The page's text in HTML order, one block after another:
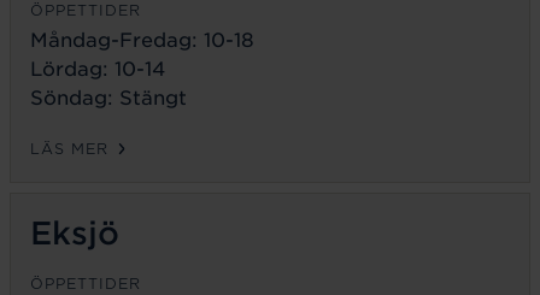
ÖPPETTIDER
Måndag-Fredag: 10-18
Lördag: 10-14
Söndag: Stängt
LÄS MER
Eksjö
ÖPPETTIDER